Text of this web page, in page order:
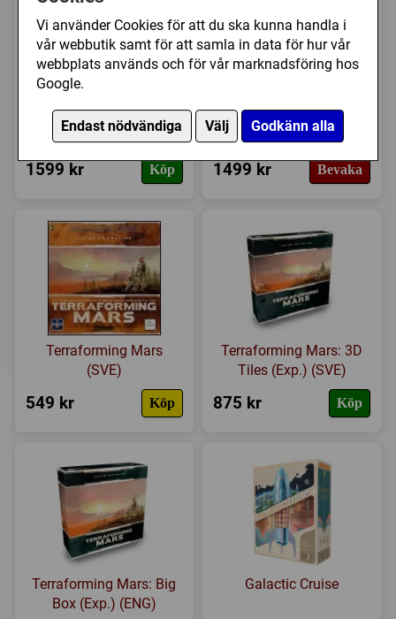
Vi använder Cookies för att du ska kunna handla i
vår webbutik samt för att samla in data för hur vår
webbplats används och för vår marknadsföring hos
Google.
Endast nödvändiga Välj Godkänn alla
Eclipse: Second Dawn
for the Galaxy
1599 kr Köp
ISS Vanguard: Corebox
1499 kr Bevaka
Terraforming Mars
(SVE)
549 kr Köp
Terraforming Mars: 3D
Tiles (Exp.) (SVE)
875 kr Köp
Terraforming Mars: Big
Box (Exp.) (ENG)
Galactic Cruise